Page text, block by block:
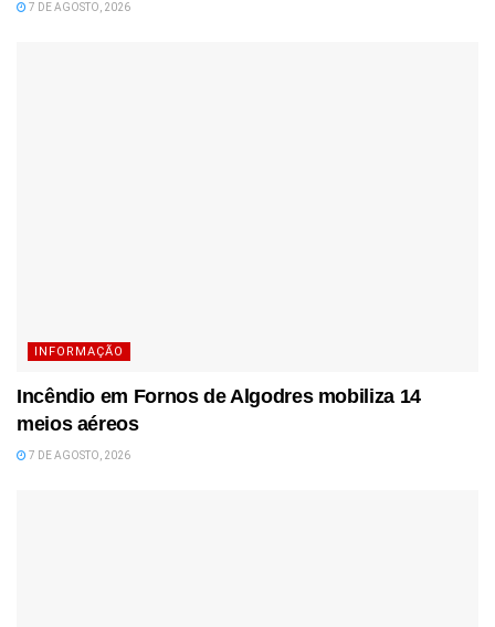
7 DE AGOSTO, 2026
INFORMAÇÃO
Incêndio em Fornos de Algodres mobiliza 14
meios aéreos
7 DE AGOSTO, 2026